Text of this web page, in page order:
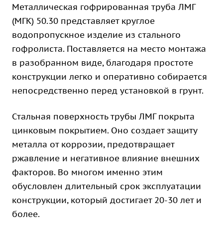
Металлическая гофрированная труба ЛМГ
(МГК) 50.30 представляет круглое
водопропускное изделие из стального
гофролиста. Поставляется на место монтажа
в разобранном виде, благодаря простоте
конструкции легко и оперативно собирается
непосредственно перед установкой в грунт.
Стальная поверхность трубы ЛМГ покрыта
цинковым покрытием. Оно создает защиту
металла от коррозии, предотвращает
ржавление и негативное влияние внешних
факторов. Во многом именно этим
обусловлен длительный срок эксплуатации
конструкции, который достигает 20-30 лет и
более.